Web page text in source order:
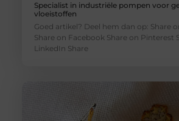
Specialist in industriële pompen voor
vloeistoffen
Goed artikel? Deel hem dan op: Share
Share on Facebook Share on Pinterest
LinkedIn Share